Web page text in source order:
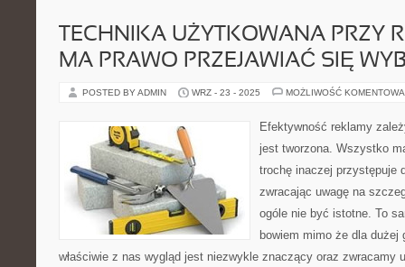
TECHNIKA UŻYTKOWANA PRZY
MA PRAWO PRZEJAWIAĆ SIĘ
POSTED BY ADMIN WRZ - 23 - 2025 MOŻLIWOŚĆ
Efektywność reklamy
jest tworzona. Wszystko
trochę inaczej przystępuje
zwracając uwagę na
ogóle nie być istotne. To
bowiem mimo że dla
właściwie z nas wygląd jest niezwykle znaczący oraz zwracamy